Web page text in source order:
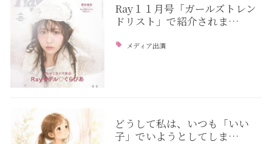
Ray１１月号「ガールズトレン
ドリスト」で紹介されま…
メディア出演
どうして私は、いつも「いい
子」でいようとしてしま…